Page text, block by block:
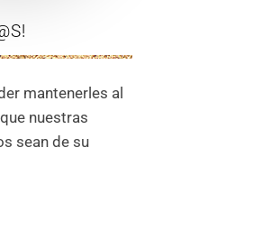
mantenerles al
nuestras
sean de su